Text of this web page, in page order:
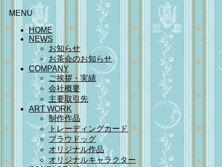
MENU
HOME
NEWS
お知らせ
お茶会のお知らせ
COMPANY
ご挨拶・実績
会社概要
主要取引先
ART WORK
制作作品
トレーディングカード
ブラウドッグ
オリジナル作品
オリジナルキャラクター